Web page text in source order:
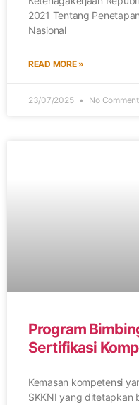
2021 Tentang
Nasional
READ MORE »
23/07/2025 No
Program
Sertifikasi
Kemasan kompetensi
SKKNI yang ditetapkan